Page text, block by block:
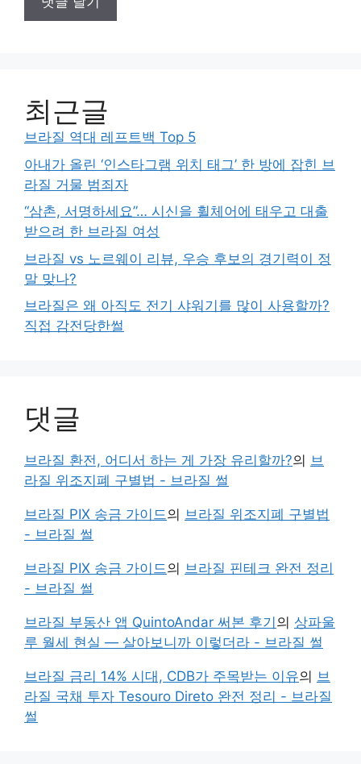
최근글
브라질 역대 레프트백 Top 5
아내가 올린 ‘인스타그램 위치 태그’ 한 방에 잡힌 브
라질 거물 범죄자
“삼촌, 서명하세요”… 시신을 휠체어에 태우고 대출
받으려 한 브라질 여성
브라질 vs 노르웨이 리뷰, 우승 후보의 경기력이 정
말 맞나?
브라질은 왜 아직도 전기 샤워기를 많이 사용할까?
직접 감전당한썰
댓글
브라질 환전, 어디서 하는 게 가장 유리할까?의 브
라질 위조지폐 구별법 - 브라질 썰
브라질 PIX 송금 가이드의 브라질 위조지폐 구별법
- 브라질 썰
브라질 PIX 송금 가이드의 브라질 핀테크 완전 정리
- 브라질 썰
브라질 부동산 앱 QuintoAndar 써본 후기 의 상파울
루 월세 현실 — 살아보니까 이렇더라 - 브라질 썰
브라질 금리 14% 시대, CDB가 주목받는 이유의 브
라질 국채 투자 Tesouro Direto 완전 정리 - 브라질
썰